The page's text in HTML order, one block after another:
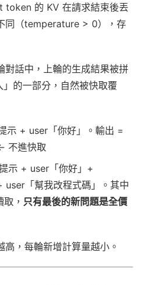
token 的 KV 在請求結束後丟
（temperature > 0），存
對話中，上輪的生成結果被拼
的一部分，自然被快取覆
示 + user「你好」。輸出 =
不進快取
示 + user「你好」+
「幫我改程式碼」。其中
， 只有最後的新問題是全價
，每輪新增計算量越小。